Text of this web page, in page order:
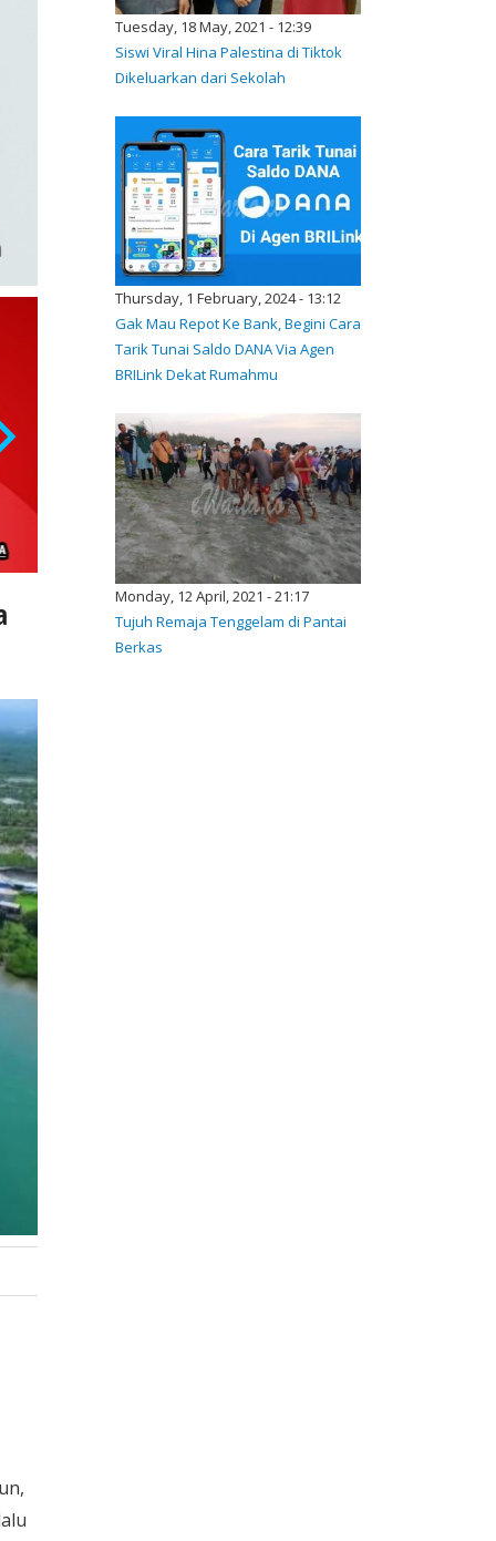
Tuesday, 18 May, 2021 - 12:39
Siswi Viral Hina Palestina di Tiktok
Dikeluarkan dari Sekolah
Thursday, 1 February, 2024 - 13:12
Gak Mau Repot Ke Bank, Begini Cara
Tarik Tunai Saldo DANA Via Agen
BRILink Dekat Rumahmu
Monday, 12 April, 2021 - 21:17
Tujuh Remaja Tenggelam di Pantai
Berkas